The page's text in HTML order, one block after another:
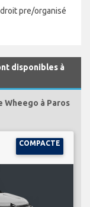
pre/organisé
disponibles à
à Paros
COMPACTE